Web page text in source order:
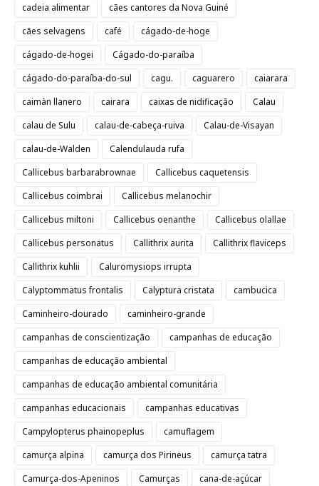
cadeia alimentar
cães cantores da Nova Guiné
cães selvagens
café
cágado-de-hoge
cágado-de-hogei
Cágado-do-paraíba
cágado-do-paraíba-do-sul
cagu. caguarero
caiarara
caimàn llanero
cairara caixas de nidificação
Calau
calau de Sulu
calau-de-cabeça-ruiva
Calau-de-Visayan
calau-de-Walden
Calendulauda rufa
Callicebus barbarabrownae
Callicebus caquetensis
Callicebus coimbrai
Callicebus melanochir
Callicebus miltoni
Callicebus oenanthe
Callicebus olallae
Callicebus personatus
Callithrix aurita
Callithrix flaviceps
Callithrix kuhlii
Caluromysiops irrupta
Calyptommatus frontalis
Calyptura cristata
cambucica
Caminheiro-dourado
caminheiro-grande
campanhas de conscientização
campanhas de educação
campanhas de educação ambiental
campanhas de educação ambiental comunitária
campanhas educacionais
campanhas educativas
Campylopterus phainopeplus
camuflagem
camurça alpina
camurça dos Pirineus
camurça tatra
Camurça-dos-Apeninos
Camurças
cana-de-açúcar